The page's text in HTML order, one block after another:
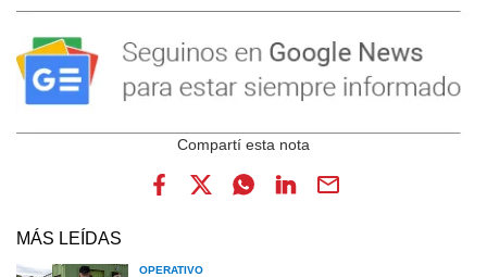
MÁS LEÍDAS
OPERATIVO